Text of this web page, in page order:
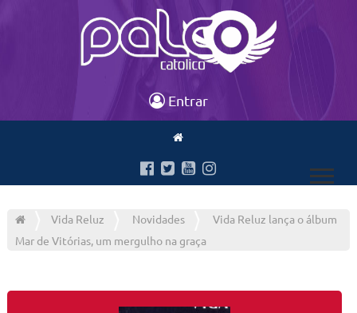
Entrar
Vida Reluz Novidades
Vida Reluz lança o álbum
Mar de Vitórias, um mergulho na graça